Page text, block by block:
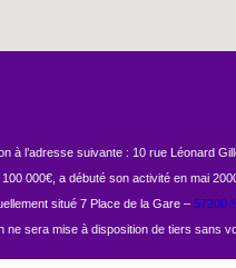
l’adresse suivante : 10 rue Léonard
000€, a débuté son activité en mai
situé 7 Place de la Gare –57200
ne sera mise à disposition de tiers sans